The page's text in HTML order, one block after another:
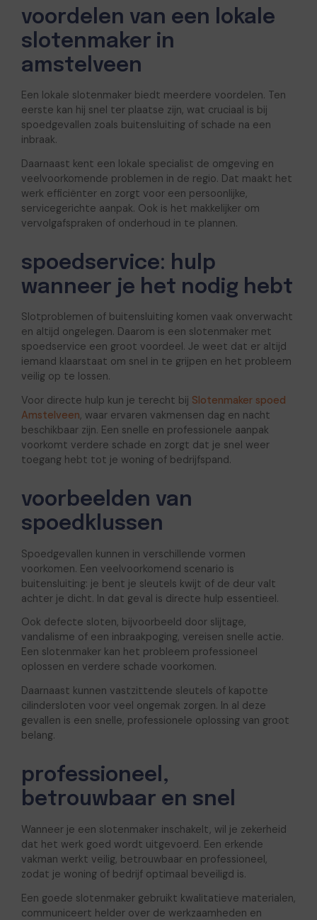
voordelen van een lokale
slotenmaker in
amstelveen
Een lokale slotenmaker biedt meerdere voordelen. Ten
eerste kan hij snel ter plaatse zijn, wat cruciaal is bij
spoedgevallen zoals buitensluiting of schade na een
inbraak.
Daarnaast kent een lokale specialist de omgeving en
veelvoorkomende problemen in de regio. Dat maakt het
werk efficiënter en zorgt voor een persoonlijke,
servicegerichte aanpak. Ook is het makkelijker om
vervolgafspraken of onderhoud in te plannen.
spoedservice: hulp
wanneer je het nodig hebt
Slotproblemen of buitensluiting komen vaak onverwacht
en altijd ongelegen. Daarom is een slotenmaker met
spoedservice een groot voordeel. Je weet dat er altijd
iemand klaarstaat om snel in te grijpen en het probleem
veilig op te lossen.
Voor directe hulp kun je terecht bij Slotenmaker spoed
Amstelveen, waar ervaren vakmensen dag en nacht
beschikbaar zijn. Een snelle en professionele aanpak
voorkomt verdere schade en zorgt dat je snel weer
toegang hebt tot je woning of bedrijfspand.
voorbeelden van
spoedklussen
Spoedgevallen kunnen in verschillende vormen
voorkomen. Een veelvoorkomend scenario is
buitensluiting: je bent je sleutels kwijt of de deur valt
achter je dicht. In dat geval is directe hulp essentieel.
Ook defecte sloten, bijvoorbeeld door slijtage,
vandalisme of een inbraakpoging, vereisen snelle actie.
Een slotenmaker kan het probleem professioneel
oplossen en verdere schade voorkomen.
Daarnaast kunnen vastzittende sleutels of kapotte
cilindersloten voor veel ongemak zorgen. In al deze
gevallen is een snelle, professionele oplossing van groot
belang.
professioneel,
betrouwbaar en snel
Wanneer je een slotenmaker inschakelt, wil je zekerheid
dat het werk goed wordt uitgevoerd. Een erkende
vakman werkt veilig, betrouwbaar en professioneel,
zodat je woning of bedrijf optimaal beveiligd is.
Een goede slotenmaker gebruikt kwalitatieve materialen,
communiceert helder over de werkzaamheden en